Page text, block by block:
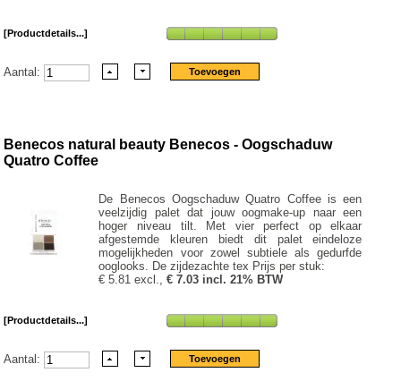
[Productdetails...]
Aantal:
Benecos natural beauty Benecos - Oogschaduw
Quatro Coffee
De Benecos Oogschaduw Quatro Coffee is een
veelzijdig palet dat jouw oogmake-up naar een
hoger niveau tilt. Met vier perfect op elkaar
afgestemde kleuren biedt dit palet eindeloze
mogelijkheden voor zowel subtiele als gedurfde
ooglooks. De zijdezachte tex Prijs per stuk:
€ 5.81 excl.,€ 7.03 incl. 21% BTW
[Productdetails...]
Aantal: